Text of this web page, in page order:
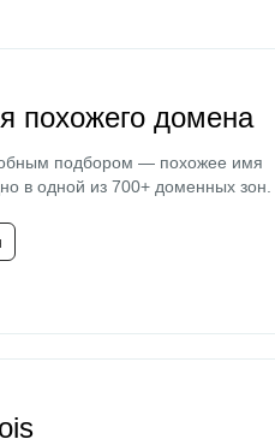
похожего домена
подбором — похожее имя
в одной из 700+ доменных зон.